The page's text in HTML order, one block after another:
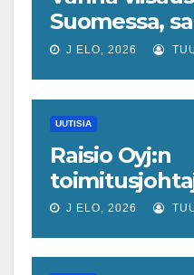
Suomessa,
ekonomisti,
ripeämpää
J ELO, 2026
UUTISIA
Raisio Oyj:n
J ELO, 2026